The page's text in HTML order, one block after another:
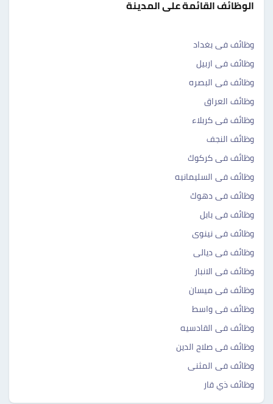
الوظائف القائمة على المدينة
وظائف فى بغداد
وظائف فى اربيل
وظائف فى البصره
وظائف العراق
وظائف فى كربلاء
وظائف النجف
وظائف فى كركوك
وظائف فى السليمانيه
وظائف فى دهوك
وظائف فى بابل
وظائف فى نينوى
وظائف فى ديالى
وظائف فى الانبار
وظائف فى ميسان
وظائف فى واسط
وظائف فى القادسيه
وظائف فى صلاح الدين
وظائف فى المثنى
وظائف ذي قار